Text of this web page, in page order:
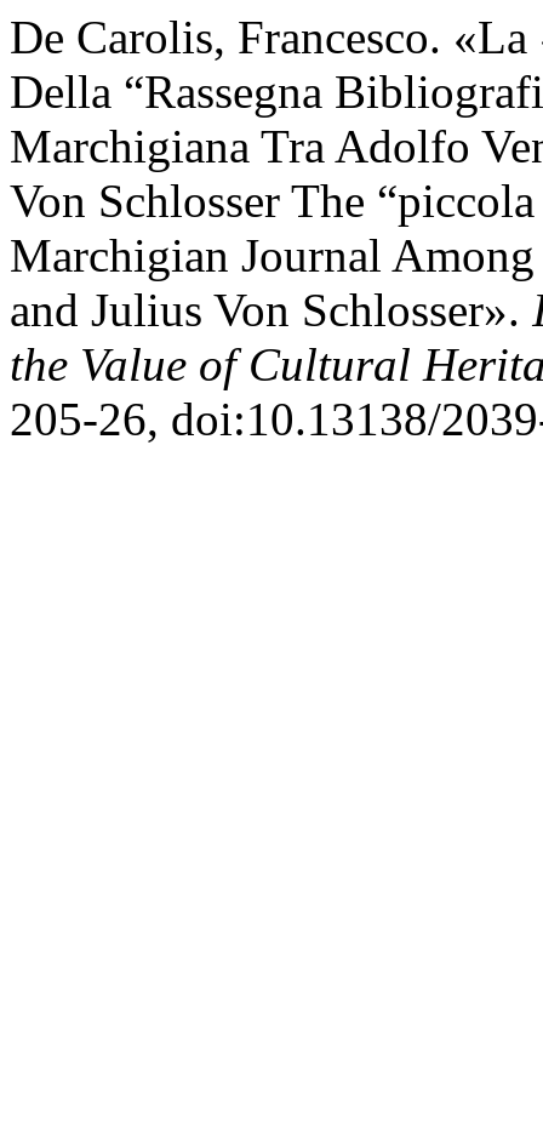
De Carolis, Francesco.
Della “Rassegna
Marchigiana Tra Adolfo
Von Schlosser The
Marchigian Journal
and Julius Von Schlosser».
the Value of Cultural
205-26, doi:10.13138/